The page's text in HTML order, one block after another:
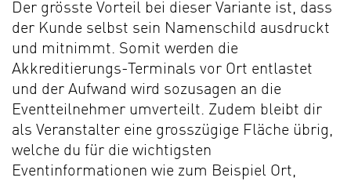
Der grösste Vorteil bei dieser Variante ist, dass
der Kunde selbst sein Namenschild ausdruckt
und mitnimmt. Somit werden die
Akkreditierungs-Terminals vor Ort entlastet
und der Aufwand wird sozusagen an die
Eventteilnehmer umverteilt. Zudem bleibt dir
als Veranstalter eine grosszügige Fläche übrig,
welche du für die wichtigsten
Eventinformationen wie zum Beispiel Ort,